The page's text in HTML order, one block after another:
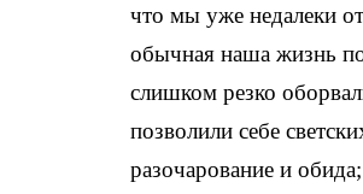
что мы уже недалеки
обычная наша жизнь
слишком резко
позволили себе
разочарование и